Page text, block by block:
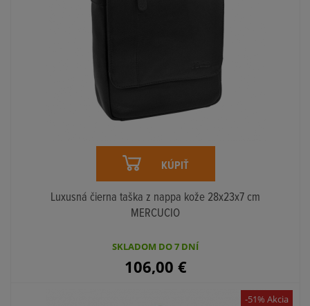
KÚPIŤ
Luxusná čierna taška z nappa kože 28x23x7 cm
MERCUCIO
SKLADOM DO 7 DNÍ
106,00 €
-51% Akcia